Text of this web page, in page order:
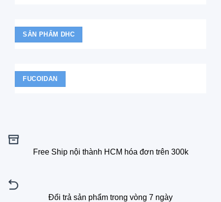
SẢN PHẨM DHC
FUCOIDAN
Free Ship nội thành HCM hóa đơn trên 300k
Đổi trả sản phẩm trong vòng 7 ngày